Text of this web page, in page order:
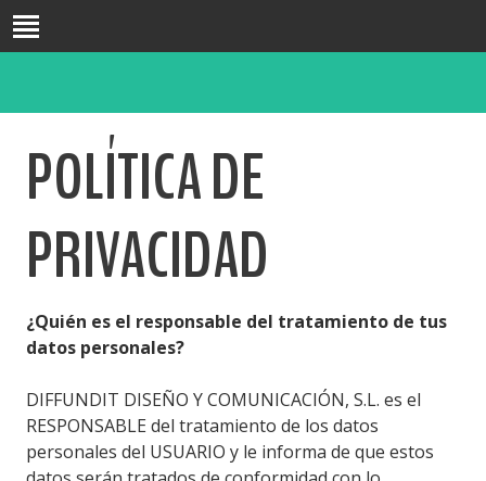
INICIO
BIO
PASATIEMPOS
POLÍTICA DE
PRIVACIDAD
¿Quién es el responsable del tratamiento de tus
datos personales?
DIFFUNDIT DISEÑO Y COMUNICACIÓN, S.L. es el
RESPONSABLE del tratamiento de los datos
personales del USUARIO y le informa de que estos